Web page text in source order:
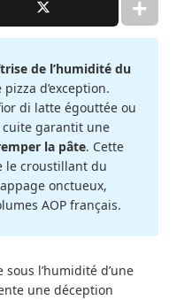
de l’humidité du
d’exception.
di latte égouttée ou
cuite garantit une
la pâte. Cette
le croustillant du
onctueux,
AOP français.
sous l’humidité d’une
une déception